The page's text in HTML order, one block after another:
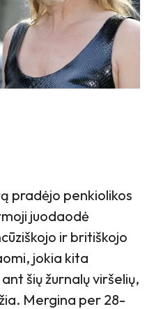
pradėjo penkiolikos
juodaodė
ir britiškojo
jokia kita
šių žurnalų viršelių,
Mergina per 28-